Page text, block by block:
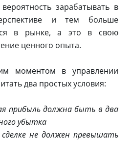
зарабатывать в
и тем больше
в рынке, а это в свою
ценного опыта.
моментом в управлении
два простых условия:
прибыль должна быть в два
убытка
не должен превышать